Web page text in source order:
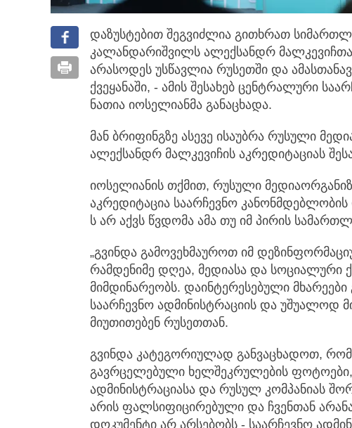
დაზუსტებით შეგვიძლია გითხრათ
კალანდარიშვილს ალექსანდრ
არასოდეს უსწავლია რუსეთში და
ქვეყანაში, - ამის შესახებ ცენტრალური
ნათია იოსელიანმა განაცხადა.
მან ბრიფინგზე ასევე ისაუბრა რუსული
ალექსანდრ მალკევიჩის აკრედიტაციას
იოსელიანის თქმით, რუსული
აკრედიტაცია საარჩევნო
ს არ აქვს წვდომა ამა თუ იმ პირის
„გვინდა გამოვეხმაუროთ იმ
რამდენიმე დღეა, მედიასა და სოციალური
მიმდინარეობს. დაინტერესებული
საარჩევნო ადმინისტრაციის და უშუალოდ
მიუთითებენ რუსეთთან.
გვინდა კატეგორიულად განვაცხადოთ,
გავრცელებული ხელშეკრულების
ადმინისტრაციასა და რუსულ კომპანიას
არის ფალსიფიცირებული და ჩვენთან
დოკუმენტი არ არსებობს - საარჩევნო